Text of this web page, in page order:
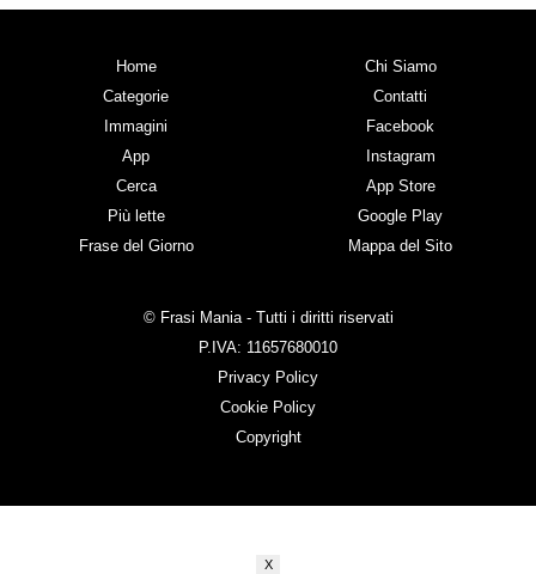
Home
Categorie
Immagini
App
Cerca
Più lette
Frase del Giorno
Chi Siamo
Contatti
Facebook
Instagram
App Store
Google Play
Mappa del Sito
© Frasi Mania - Tutti i diritti riservati
P.IVA: 11657680010
Privacy Policy
Cookie Policy
Copyright
X